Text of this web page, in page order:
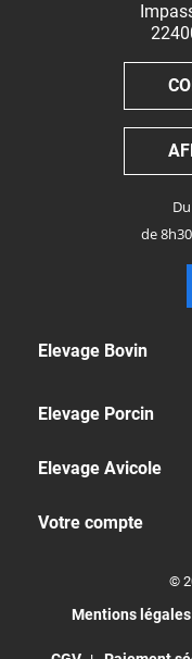
de
Elevage Bovin
Elevage Porcin
Elevage Avicole
Votre compte
©
Mentions légales